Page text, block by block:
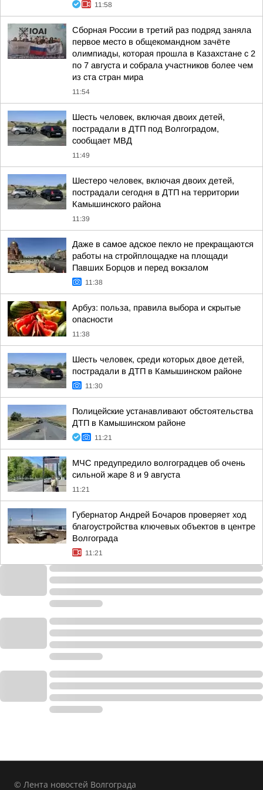
11:58
Сборная России в третий раз подряд заняла
первое место в общекомандном зачёте
олимпиады, которая прошла в Казахстане с 2
по 7 августа и собрала участников более чем
из ста стран мира
11:54
Шесть человек, включая двоих детей,
пострадали в ДТП под Волгоградом,
сообщает МВД
11:49
Шестеро человек, включая двоих детей,
пострадали сегодня в ДТП на территории
Камышинского района
11:39
Даже в самое адское пекло не прекращаются
работы на стройплощадке на площади
Павших Борцов и перед вокзалом
11:38
Арбуз: польза, правила выбора и скрытые
опасности
11:38
Шесть человек, среди которых двое детей,
пострадали в ДТП в Камышинском районе
11:30
Полицейские устанавливают обстоятельства
ДТП в Камышинском районе
11:21
МЧС предупредило волгоградцев об очень
сильной жаре 8 и 9 августа
11:21
Губернатор Андрей Бочаров проверяет ход
благоустройства ключевых объектов в центре
Волгограда
11:21
© Лента новостей Волгограда